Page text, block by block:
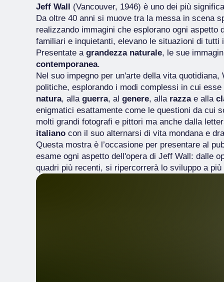
Jeff Wall (Vancouver, 1946) è uno dei più
Da oltre 40 anni si muove tra la messa in scena
realizzando immagini che esplorano ogni
familiari e inquietanti, elevano le situazioni di
Presentate a grandezza naturale, le sue
contemporanea.
Nel suo impegno per un'arte della vita
politiche, esplorando i modi complessi in cui
natura, alla guerra, al genere, alla razza e alla
enigmatici esattamente come le questioni da cui
molti grandi fotografi e pittori ma anche dalla
italiano con il suo alternarsi di vita mondana e
Questa mostra è l’occasione per presentare al
esame ogni aspetto dell'opera di Jeff Wall: dalle
quadri più recenti, si ripercorrerà lo sviluppo a